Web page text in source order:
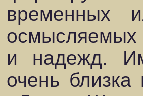
временных
осмысляемых
и надежд.
очень